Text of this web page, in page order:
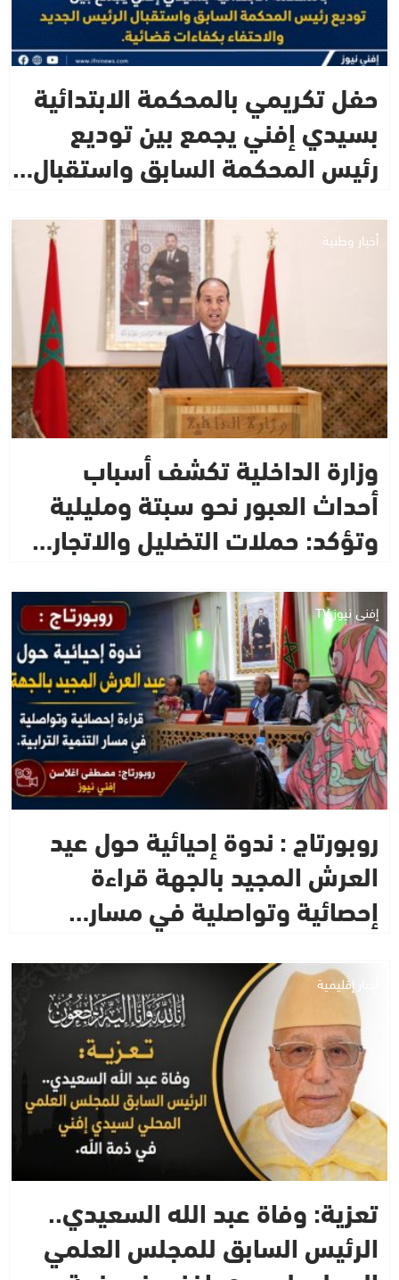
حفل تكريمي بالمحكمة الابتدائية
بسيدي إفني يجمع بين توديع
رئيس المحكمة السابق واستقبال…
أخبار وطنية
وزارة الداخلية تكشف أسباب
أحداث العبور نحو سبتة ومليلية
وتؤكد: حملات التضليل والاتجار…
إفني نيوز TV
روبورتاج : ندوة إحيائية حول عيد
العرش المجيد بالجهة قراءة
إحصائية وتواصلية في مسار…
أخبار إقليمية
تعزية: وفاة عبد الله السعيدي..
الرئيس السابق للمجلس العلمي